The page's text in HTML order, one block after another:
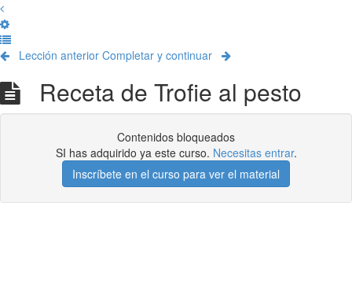
Lección anterior Completar y continuar
Receta de Trofie al pesto
Contenidos bloqueados
SI has adquirido ya este curso. Necesitas entrar.
Inscríbete en el curso para ver el material